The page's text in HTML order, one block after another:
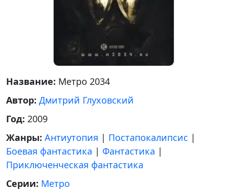
Название: Метро 2034
Автор: Дмитрий Глуховский
Год: 2009
Жанры: Антиутопия | Постапокалипсис |
Боевая фантастика | Фантастика |
Приключенческая фантастика
Серии: Метро